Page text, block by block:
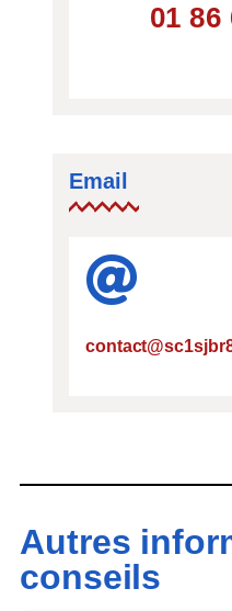
01 86
Email
Autres
conseils